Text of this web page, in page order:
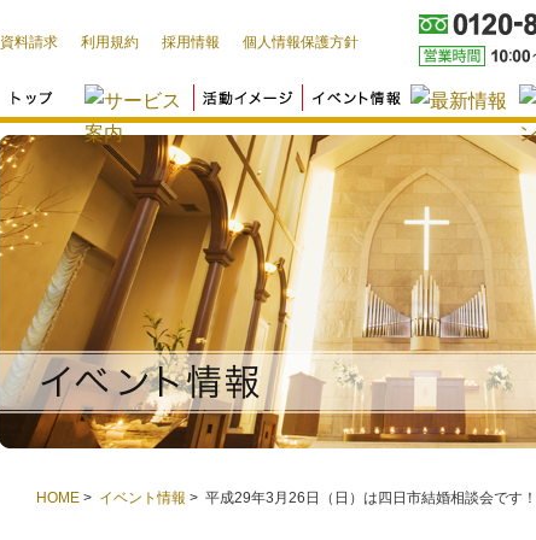
資料請求 利用規約 採用情報 個人情報保護方針
HOME > イベント情報 > 平成29年3月26日（日）は四日市結婚相談会です！